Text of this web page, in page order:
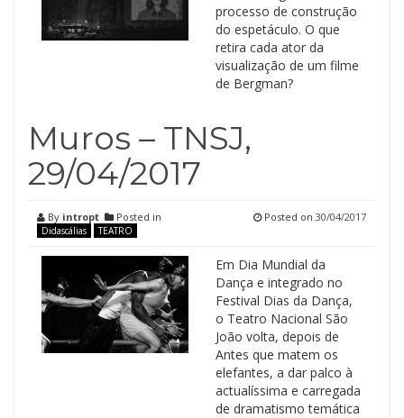
processo de construção
do espetáculo. O que
retira cada ator da
visualização de um filme
de Bergman?
Muros – TNSJ,
29/04/2017
By intropt Posted in
Didascálias TEATRO
Posted on 30/04/2017
Em Dia Mundial da
Dança e integrado no
Festival Dias da Dança,
o Teatro Nacional São
João volta, depois de
Antes que matem os
elefantes, a dar palco à
actualíssima e carregada
de dramatismo temática